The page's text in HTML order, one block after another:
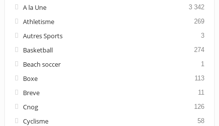
A la Une 3 342
Athletisme 269
Autres Sports 3
Basketball 274
Beach soccer 1
Boxe 113
Breve 11
Cnog 126
Cyclisme 58